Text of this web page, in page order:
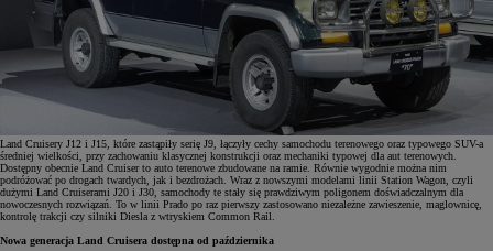
Land Cruisery J12 i J15, które zastąpiły serię J9, łączyły cechy samochodu terenowego oraz typowego SUV-a
średniej wielkości, przy zachowaniu klasycznej konstrukcji oraz mechaniki typowej dla aut terenowych.
Dostępny obecnie Land Cruiser to auto terenowe zbudowane na ramie. Równie wygodnie można nim
podróżować po drogach twardych, jak i bezdrożach. Wraz z nowszymi modelami linii Station Wagon, czyli
dużymi Land Cruiserami J20 i J30, samochody te stały się prawdziwym poligonem doświadczalnym dla
nowoczesnych rozwiązań. To w linii Prado po raz pierwszy zastosowano niezależne zawieszenie, maglownicę,
kontrolę trakcji czy silniki Diesla z wtryskiem Common Rail.
Nowa generacja Land Cruisera dostępna od października